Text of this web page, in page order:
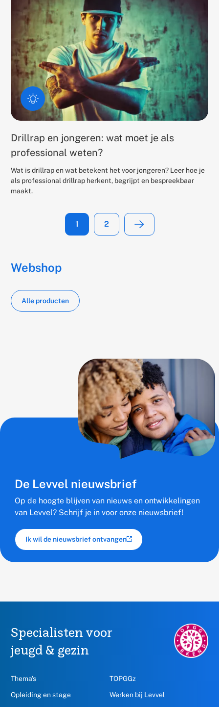
Drillrap en jongeren: wat moet je als
professional weten?
Wat is drillrap en wat betekent het voor jongeren? Leer hoe je
als professional drillrap herkent, begrijpt en bespreekbaar
maakt.
1
huidige
2
pagina
Volgende
Webshop
Alle producten
De Levvel nieuwsbrief
Op de hoogte blijven van nieuws en ontwikkelingen
van Levvel? Schrijf je in voor onze nieuwsbrief!
Ik wil de nieuwsbrief ontvangen
(externe link)
Specialisten voor
jeugd & gezin
TOPGGz.nl,
opent
in
Thema's TOPGGz
Opleiding en stage Werken bij Levvel